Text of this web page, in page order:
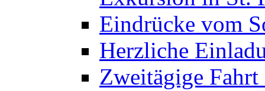
Eindrücke vom
Herzliche
Zweitägige